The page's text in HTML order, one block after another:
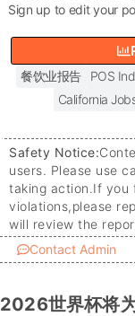
Sign up to edit your
餐饮业报告 POS
California
Safety Notice:
users. Please use
taking action.If you
violations,please
will review the
Contact Admin
2026世界杯将